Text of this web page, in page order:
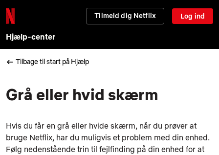
Tilmeld dig Netflix Log ind
Hjælp-center
Tilbage til start på Hjælp
Grå eller hvid skærm
Hvis du får en grå eller hvide skærm, når du prøver at
bruge Netflix, har du muligvis et problem med din enhed.
Følg nedenstående trin til fejlfinding på din enhed for at